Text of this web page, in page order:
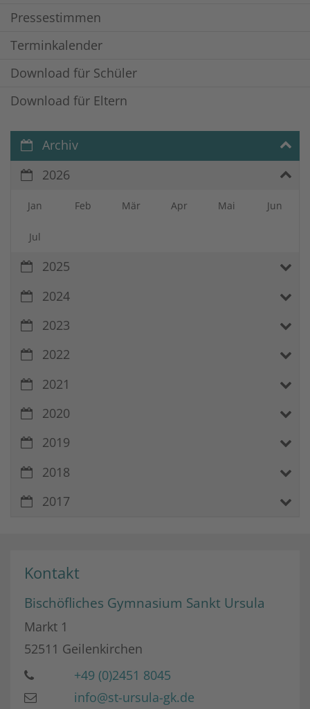
Pressestimmen
Terminkalender
Download für Schüler
Download für Eltern
Archiv
2026
Jan Feb Mär Apr Mai Jun
Jul
2025
2024
2023
2022
2021
2020
2019
2018
2017
Kontakt
Bischöfliches Gymnasium Sankt Ursula
Markt 1
52511 Geilenkirchen
+49 (0)2451 8045
info@st-ursula-gk.de